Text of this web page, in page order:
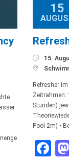
15
 15.

Refresher
Zeitrahmen:
Stunden)
Pool 2m) •